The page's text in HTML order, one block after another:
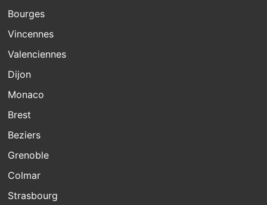
Bourges
Vincennes
Valenciennes
Dijon
Monaco
Brest
Beziers
Grenoble
Colmar
Strasbourg